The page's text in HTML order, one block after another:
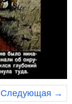
Следующая →